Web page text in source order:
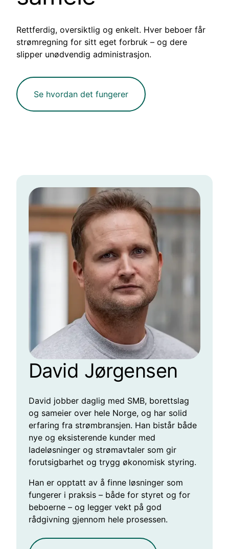
Rettferdig, oversiktlig og enkelt. Hver beboer får
strømregning for sitt eget forbruk – og dere
slipper unødvendig administrasjon.
Se hvordan det fungerer
David Jørgensen
David jobber daglig med SMB, borettslag
og sameier over hele Norge, og har solid
erfaring fra strømbransjen. Han bistår både
nye og eksisterende kunder med
ladeløsninger og strømavtaler som gir
forutsigbarhet og trygg økonomisk styring.
Han er opptatt av å finne løsninger som
fungerer i praksis – både for styret og for
beboerne – og legger vekt på god
rådgivning gjennom hele prosessen.